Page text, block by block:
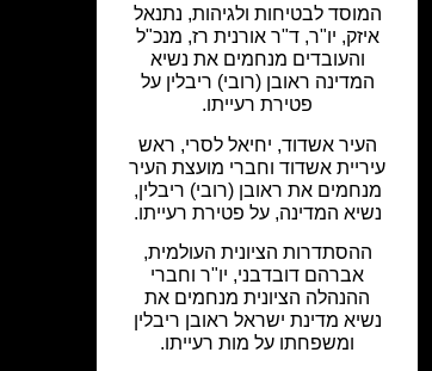
המוסד לבטיחות ולגיהות, נתנאל
איזק, יו"ר, ד"ר אורנית רז, מנכ"ל
והעובדים מנחמים את נשיא
המדינה ראובן (רובי) ריבלין על
פטירת רעייתו.
העיר אשדוד, יחיאל לסרי, ראש
עיריית אשדוד וחברי מועצת העיר
מנחמים את ראובן (רובי) ריבלין,
נשיא המדינה, על פטירת רעייתו.
ההסתדרות הציונית העולמית,
אברהם דובדבני, יו"ר וחברי
ההנהלה הציונית מנחמים את
נשיא מדינת ישראל ראובן ריבלין
ומשפחתו על מות רעייתו.